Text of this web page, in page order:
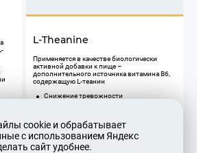
L-Theanine
​Применяется в качестве биологически
активной добавки к пище –
дополнительного источника витамина В6,
содержащую L-теанин
Снижение тревожности
Не является лекарственным средством
cookie и обрабатывает
с использованием Яндекс
сайт удобнее.